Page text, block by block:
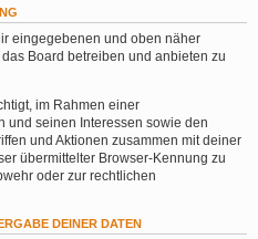
eingegebenen und oben näher
Board betreiben und anbieten zu
im Rahmen einer
und seinen Interessen sowie den
und Aktionen zusammen mit deiner
übermittelter Browser-Kennung zu
oder zur rechtlichen
DEINER DATEN